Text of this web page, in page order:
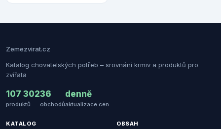
Zemezvirat.cz
Katalog chovatelských potřeb – srovnání krmiv a produktů pro
zvířata
107 302
produktů
36
obchodů
denně
aktualizace cen
KATALOG OBSAH